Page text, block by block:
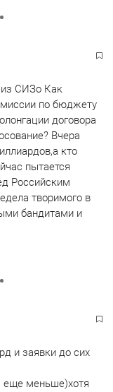
из СИЗо Как
по бюджету
договора
Вчера
кто
пытается
Российским
творимого в
бандитами и
и заявки до сих
еще меньше)хотя